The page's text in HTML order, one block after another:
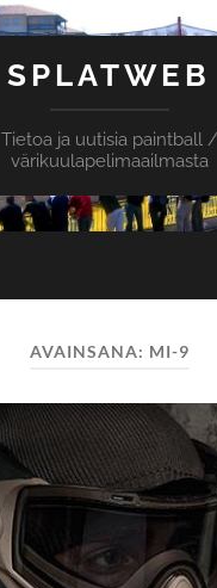
SPLATWEB
Tietoa ja uutisia paintball /
värikuulapelimaailmasta
AVAINSANA: MI-9